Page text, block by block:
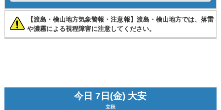
【渡島・檜山地方気象警報・注意報】渡島・檜山地方では、落雷
や濃霧による視程障害に注意してください。
今日 7日(金) 大安
立秋